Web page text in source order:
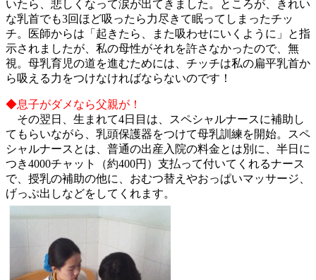
いたら、悲しくなって涙が出てきました。ところが、きれい
な乳首でも3回ほど吸ったら力尽きて眠ってしまったチッ
チ。医師からは「起きたら、また吸わせにいくように」と指
示されましたが、私の母性がそれを許さなかったので、無
視。母乳育児の道を進むためには、チッチは私の扁平乳首か
ら吸える力をつけなければならないのです！
◆息子がダメなら父親が！
その翌日、生まれて4日目は、スペシャルナースに補助し
てもらいながら、乳頭保護器をつけて母乳訓練を開始。スペ
シャルナースとは、普通の出産入院の料金とは別に、半日に
つき4000チャット（約400円）支払って付いてくれるナース
で、授乳の補助の他に、おむつ替えやおっぱいマッサージ、
げっぷ出しなどをしてくれます。